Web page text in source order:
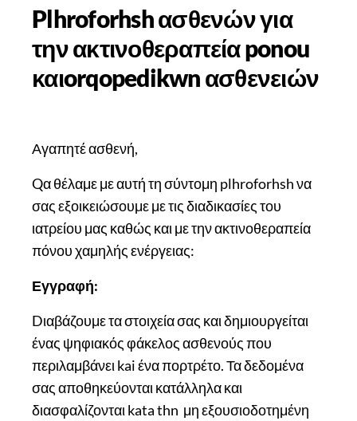
Plhroforhshασθενών για
την ακτινοθεραπείαponou
καιorqopedikwn ασθενειών
Αγαπητέ ασθενή,
Qα θέλαμε με αυτή τη σύντομη plhroforhsh να
σας εξοικειώσουμε με τις διαδικασίες του
ιατρείου μας καθώς και με την ακτινοθεραπεία
πόνου χαμηλής ενέργειας:
Εγγραφή:
Dιαβάζουμε τα στοιχεία σας και δημιουργείται
ένας ψηφιακός φάκελος ασθενούς που
περιλαμβάνει kai ένα πορτρέτο. Τα δεδομένα
σας αποθηκεύονται κατάλληλα και
διασφαλίζονται kata thn μη εξουσιοδοτημένη